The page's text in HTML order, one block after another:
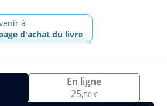
à
d'achat du livre
En ligne
25,50 €